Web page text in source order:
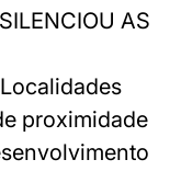
AS
proximidade